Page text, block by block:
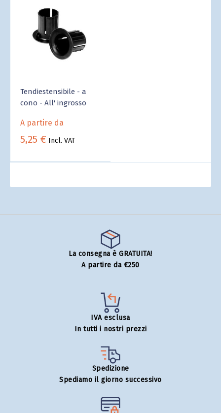
Tendiestensibile - a
cono - All' ingrosso
A partire da
5,25 € Incl. VAT
La consegna è GRATUITA!
A partire da €250
IVA esclusa
In tutti i nostri prezzi
Spedizione
Spediamo il giorno successivo